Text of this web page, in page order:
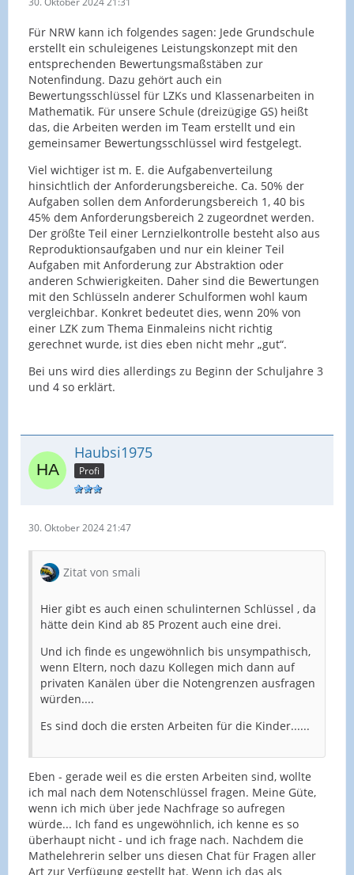
Für NRW kann ich folgendes sagen: Jede Grundschule
erstellt ein schuleigenes Leistungskonzept mit den
entsprechenden Bewertungsmaßstäben zur
Notenfindung. Dazu gehört auch ein
Bewertungsschlüssel für LZKs und Klassenarbeiten in
Mathematik. Für unsere Schule (dreizügige GS) heißt
das, die Arbeiten werden im Team erstellt und ein
gemeinsamer Bewertungsschlüssel wird festgelegt.
Viel wichtiger ist m. E. die Aufgabenverteilung
hinsichtlich der Anforderungsbereiche. Ca. 50% der
Aufgaben sollen dem Anforderungsbereich 1, 40 bis
45% dem Anforderungsbereich 2 zugeordnet werden.
Der größte Teil einer Lernzielkontrolle besteht also aus
Reproduktionsaufgaben und nur ein kleiner Teil
Aufgaben mit Anforderung zur Abstraktion oder
anderen Schwierigkeiten. Daher sind die Bewertungen
mit den Schlüsseln anderer Schulformen wohl kaum
vergleichbar. Konkret bedeutet dies, wenn 20% von
einer LZK zum Thema Einmaleins nicht richtig
gerechnet wurde, ist dies eben nicht mehr „gut“.
Bei uns wird dies allerdings zu Beginn der Schuljahre 3
und 4 so erklärt.
Haubsi1975
Profi
30. Oktober 2024 21:47
Zitat von smali
Hier gibt es auch einen schulinternen Schlüssel , da
hätte dein Kind ab 85 Prozent auch eine drei.
Und ich finde es ungewöhnlich bis unsympathisch,
wenn Eltern, noch dazu Kollegen mich dann auf
privaten Kanälen über die Notengrenzen ausfragen
würden....
Es sind doch die ersten Arbeiten für die Kinder......
Eben - gerade weil es die ersten Arbeiten sind, wollte
ich mal nach dem Notenschlüssel fragen. Meine Güte,
wenn ich mich über jede Nachfrage so aufregen
würde... Ich fand es ungewöhnlich, ich kenne es so
überhaupt nicht - und ich frage nach. Nachdem die
Mathelehrerin selber uns diesen Chat für Fragen aller
Art zur Verfügung gestellt hat. Wenn ich das als